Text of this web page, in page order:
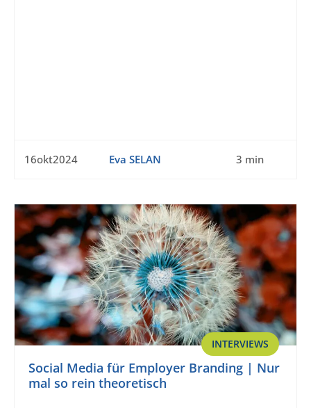
16okt2024 Eva SELAN 3 min
INTERVIEWS
Social Media für Employer Branding | Nur
mal so rein theoretisch